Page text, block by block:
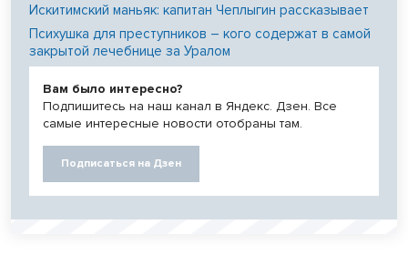
Искитимский маньяк: капитан Чеплыгин рассказывает
Психушка для преступников – кого содержат в самой
закрытой лечебнице за Уралом
Вам было интересно?
Подпишитесь на наш канал в Яндекс. Дзен. Все
самые интересные новости отобраны там.
Подписаться на Дзен